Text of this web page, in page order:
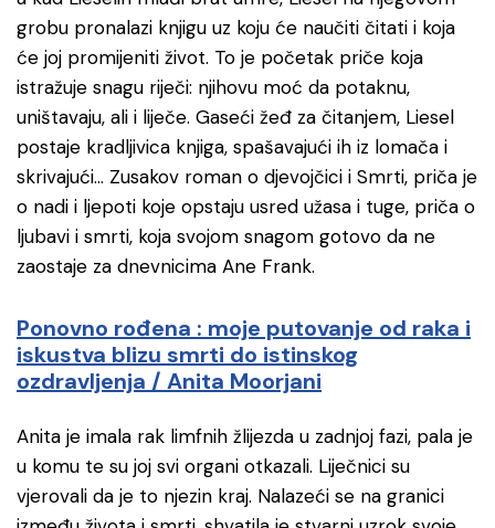
grobu pronalazi knjigu uz koju će naučiti čitati i koja
će joj promijeniti život. To je početak priče koja
istražuje snagu riječi: njihovu moć da potaknu,
uništavaju, ali i liječe. Gaseći žeđ za čitanjem, Liesel
postaje kradljivica knjiga, spašavajući ih iz lomača i
skrivajući… Zusakov roman o djevojčici i Smrti, priča je
o nadi i ljepoti koje opstaju usred užasa i tuge, priča o
ljubavi i smrti, koja svojom snagom gotovo da ne
zaostaje za dnevnicima Ane Frank.
Ponovno rođena : moje putovanje od raka i
iskustva blizu smrti do istinskog
ozdravljenja / Anita Moorjani
Anita je imala rak limfnih žlijezda u zadnjoj fazi, pala je
u komu te su joj svi organi otkazali. Liječnici su
vjerovali da je to njezin kraj. Nalazeći se na granici